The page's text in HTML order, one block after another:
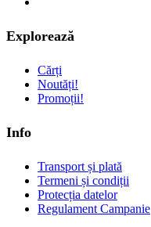
Explorează
Cărți
Noutăți!
Promoții!
Info
Transport și plată
Termeni și condiții
Protecția datelor
Regulament Campanie